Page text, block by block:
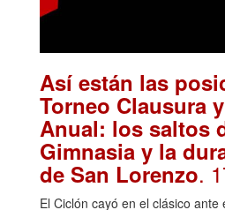
Así están las
Torneo Clausura
Anual: los saltos
Gimnasia y la
de San Lorenzo.
El Ciclón cayó en el clásico ante